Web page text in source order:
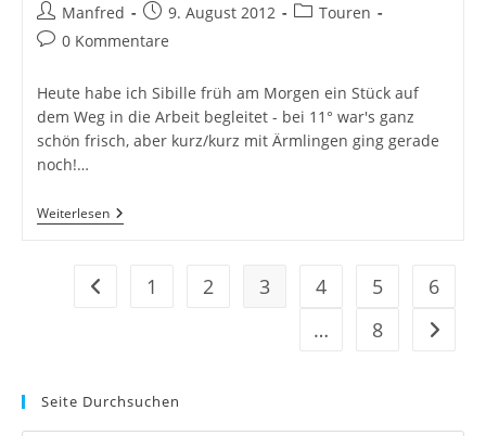
Beitrags-
Autor:
Manfred
Beitrag
veröffentlicht:
9. August 2012
Beitrags-
Touren
Beitrags-
0 Kommentare
Heute habe ich Sibille früh am Morgen ein Stück auf
dem Weg in die Arbeit begleitet - bei 11° war's ganz
schön frisch, aber kurz/kurz mit Ärmlingen ging gerade
noch!…
WeiterlesenMorgenstund
Hat
Mund!
Nachtradeln…
Zur vorherigen Seite
1 2 3 4 5
6
…
8 Zur
Seite Durchsuchen